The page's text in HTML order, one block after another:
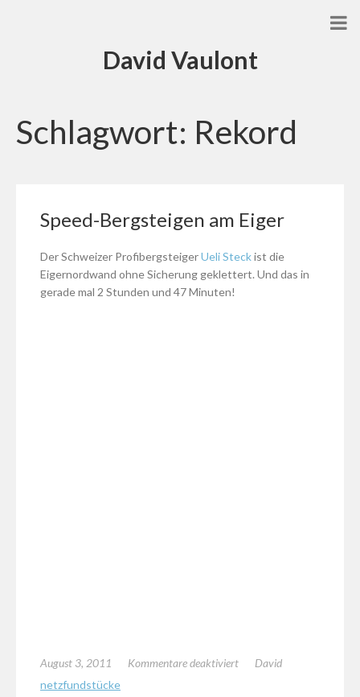
David Vaulont
Schlagwort: Rekord
Speed-Bergsteigen am Eiger
Der Schweizer ProfibergsteigerUeli Steckist die
Eigernordwand ohne Sicherung geklettert. Und das in
gerade mal 2 Stunden und 47 Minuten!
August 3, 2011 Kommentare deaktiviertfür
David
netzfundstücke